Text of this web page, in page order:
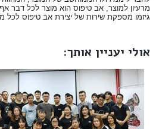
מרעיון למוצר, אב טיפוס הוא מוצר לכל דבר
גיזמו מספקת שירות של יצירת אב טיפוס לכל
אולי יעניין אותך: